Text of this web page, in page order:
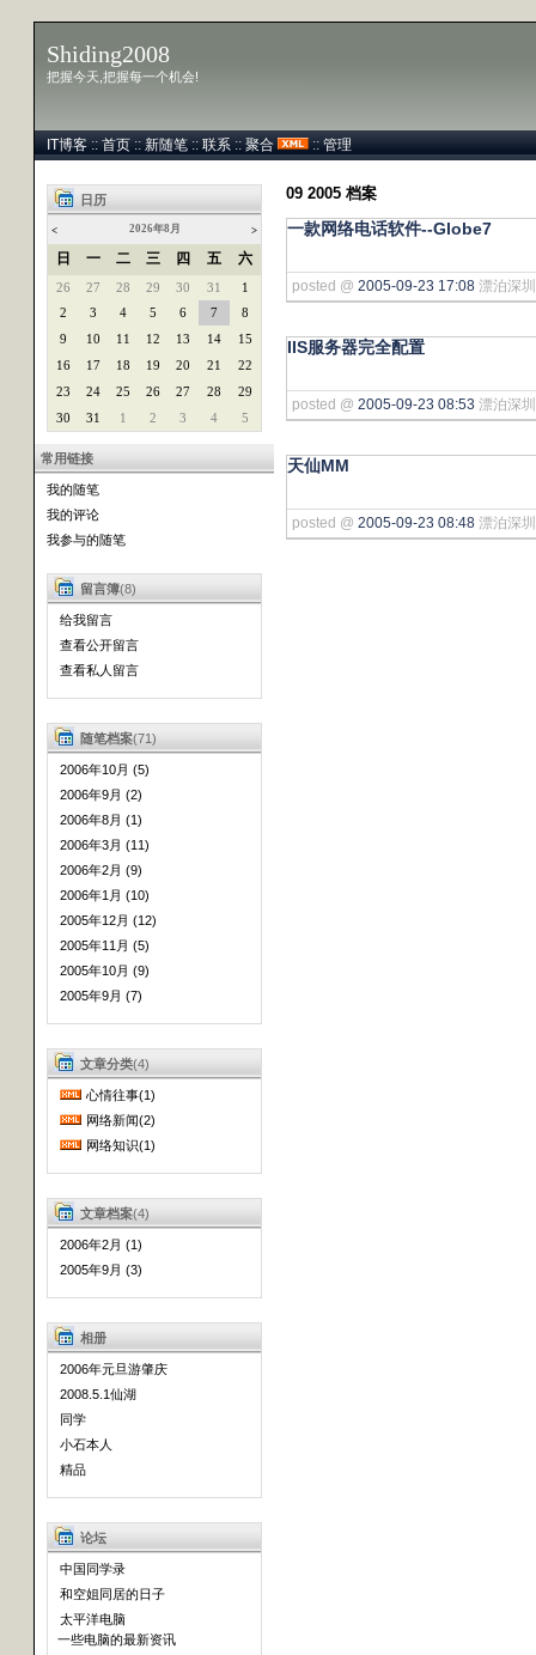
Shiding2008
把握今天,把握每一个机会!
IT博客 :: 首页 :: 新随笔 :: 联系 :: 聚合 :: 管理
日历
< 2026年8月 >
日 一 二 三 四 五 六
26 27 28 29 30 31
1
2
3 4 5 6 7
8
9
10 11 12 13 14
15
16
17 18 19 20 21
22
23
24 25 26 27 28
29
30
31 1 2 3 4 5
常用链接
我的随笔
我的评论
我参与的随笔
留言簿(8)
给我留言
查看公开留言
查看私人留言
随笔档案(71)
2006年10月 (5)
2006年9月 (2)
2006年8月 (1)
2006年3月 (11)
2006年2月 (9)
2006年1月 (10)
2005年12月 (12)
2005年11月 (5)
2005年10月 (9)
2005年9月 (7)
文章分类(4)
心情往事(1)
网络新闻(2)
网络知识(1)
文章档案(4)
2006年2月 (1)
2005年9月 (3)
相册
2006年元旦游肇庆
2008.5.1仙湖
同学
小石本人
精品
论坛
中国同学录
和空姐同居的日子
太平洋电脑
一些电脑的最新资讯
09 2005 档案
一款网络电话软件--Globe7
posted @ 2005-09-23 17:08 漂泊深
IIS服务器完全配置
posted @ 2005-09-23 08:53 漂泊深
天仙MM
posted @ 2005-09-23 08:48 漂泊深